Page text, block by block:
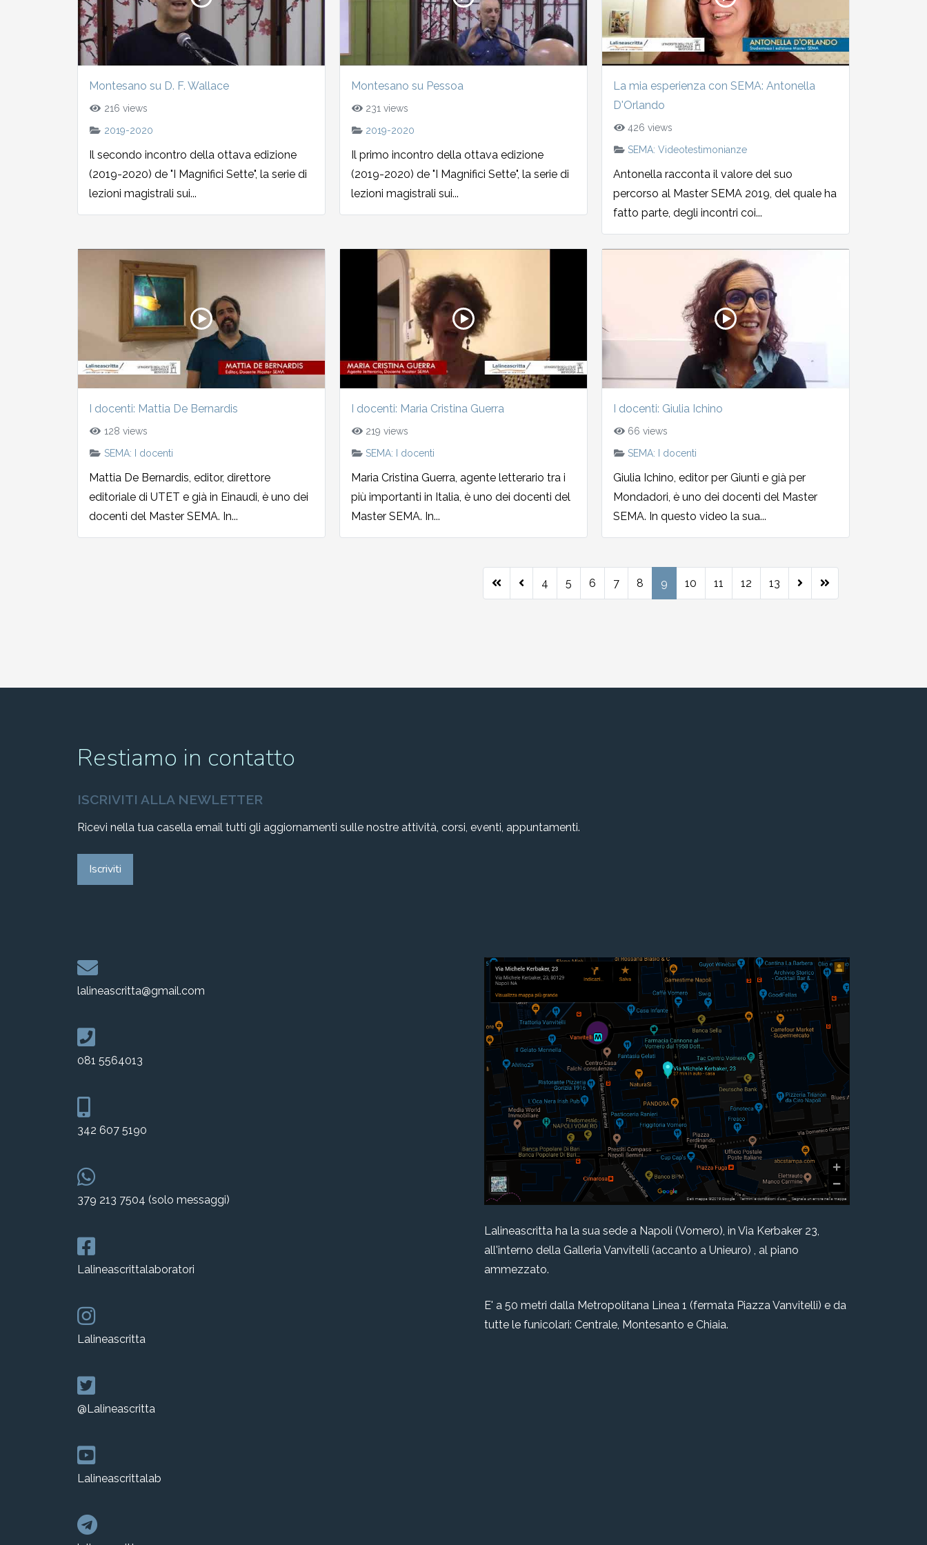
Montesano su D. F. Wallace
216 views
2019-2020
Il secondo incontro della ottava edizione
(2019-2020) de "I Magnifici Sette", la serie di
lezioni magistrali sui...
Montesano su Pessoa
231 views
2019-2020
Il primo incontro della ottava edizione
(2019-2020) de "I Magnifici Sette", la serie di
lezioni magistrali sui...
La mia esperienza con SEMA: Antonella
D'Orlando
426 views
SEMA: Videotestimonianze
Antonella racconta il valore del suo
percorso al Master SEMA 2019, del quale ha
fatto parte, degli incontri coi...
I docenti: Mattia De Bernardis
128 views
SEMA: I docenti
Mattia De Bernardis, editor, direttore
editoriale di UTET e già in Einaudi, è uno dei
docenti del Master SEMA. In...
I docenti: Maria Cristina Guerra
219 views
SEMA: I docenti
Maria Cristina Guerra, agente letterario tra i
più importanti in Italia, è uno dei docenti del
Master SEMA. In...
I docenti: Giulia Ichino
66 views
SEMA: I docenti
Giulia Ichino, editor per Giunti e già per
Mondadori, è uno dei docenti del Master
SEMA. In questo video la sua...
4 5 6 7 8 9 10 11 12 13
Restiamo in contatto
ISCRIVITI ALLA NEWLETTER
Ricevi nella tua casella email tutti gli aggiornamenti sulle nostre attività, corsi, eventi, appuntamenti.
Iscriviti
lalineascritta@gmail.com
081 5564013
342 607 5190
379 213 7504 (solo messaggi)
Lalineascrittalaboratori
Lalineascritta
@Lalineascritta
Lalineascrittalab
Lalineascritta ha la sua sede a Napoli (Vomero), in Via Kerbaker 23,
all'interno della Galleria Vanvitelli (accanto a Unieuro) , al piano
ammezzato.
E' a 50 metri dalla Metropolitana Linea 1 (fermata Piazza Vanvitelli) e da
tutte le funicolari: Centrale, Montesanto e Chiaia.